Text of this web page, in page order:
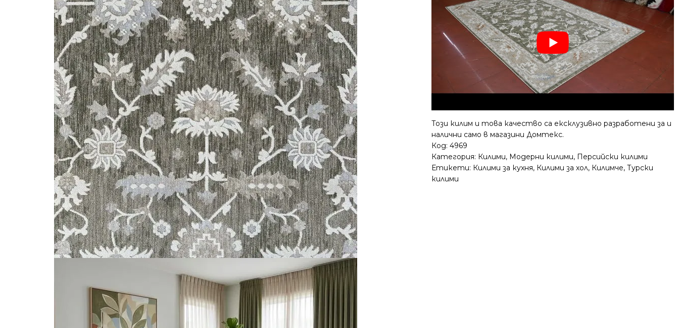
Този килим и това качество са ексклузивно разработени за и
налични само в магазини Домтекс.
Код:4969
Категория: Килими, Модерни килими, Персийски килими
Етикети: Килими за кухня, Килими за хол, Килимче,Турски
килими